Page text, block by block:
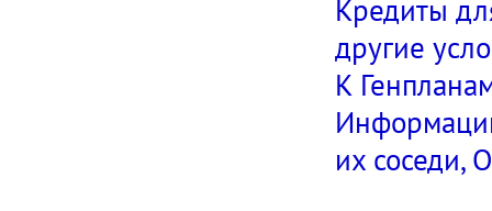
Кредиты
другие
К
их